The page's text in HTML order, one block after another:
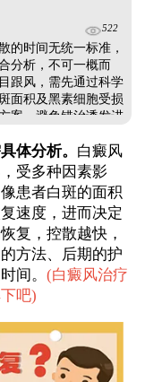
522
的时间无统一标准，
分析，不可一概而
跟风，需先通过科学
面积及黑素细胞受损
案，避免错治诱发进
果擅自停药、换药。
散的关键，需严格防
饮食、规律作息，保
助治疗，更高效地控
治疗奠定基础。...
体分析。 白癜风
受多种因素影
患者白斑的面积
速度，进而决定
复，控散越快，
方法、后期的护
间。 (白癜风治疗
吧)